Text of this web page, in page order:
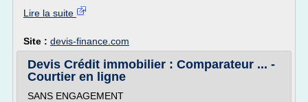
Lire la suite
Site : devis-finance.com
Devis Crédit immobilier : Comparateur ... -
Courtier en ligne
SANS ENGAGEMENT